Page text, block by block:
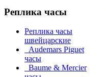
Реплика часы
Реплика часы
швейцарские
Audemars Piguet
часы
Baume & Mercier